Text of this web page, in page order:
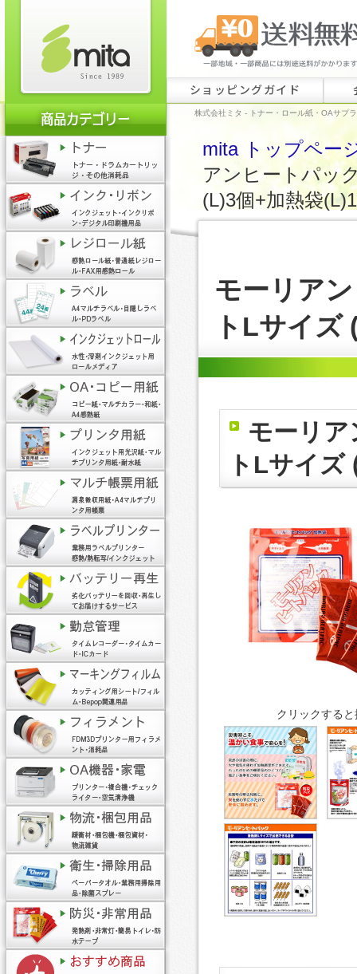
ショッピングガイド
株式会社ミタ - トナー・ロール紙・OAサプ
mita トップペー
アンヒートパッ
(L)3個+加熱袋
モーリア
トLサイズ
モーリ
トLサイ
クリックする